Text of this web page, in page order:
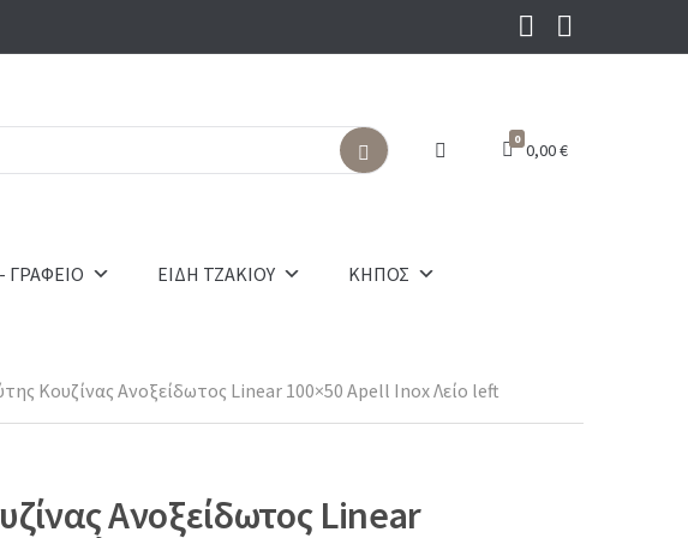
S
h
0 0,00€
ΓΡΑΦΕΙΟ ΕΙΔΗ ΤΖΑΚΙΟΥ ΚΗΠΟΣ
Κουζίνας Ανοξείδωτος Linear 100×50 Αpell Inox Λείο left
Ανοξείδωτος Linear